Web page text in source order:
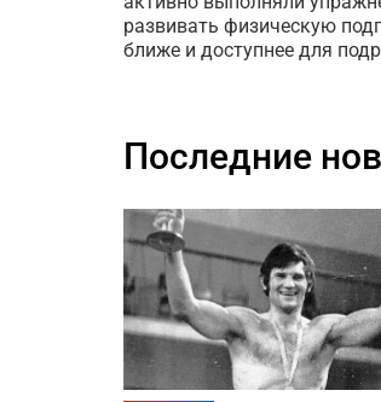
развивать физическую
ближе и доступнее для
Последние